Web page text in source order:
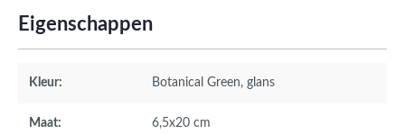
Eigenschappen
Kleur: Botanical Green, glans
Maat: 6,5x20 cm